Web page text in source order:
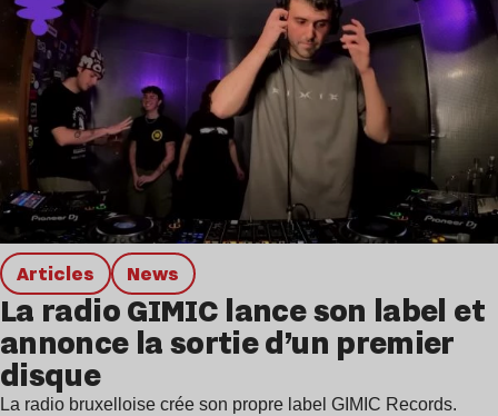
Articles news
La radio GIMIC lance son label et
annonce la sortie d’un premier
disque
La radio bruxelloise crée son propre label GIMIC Records.